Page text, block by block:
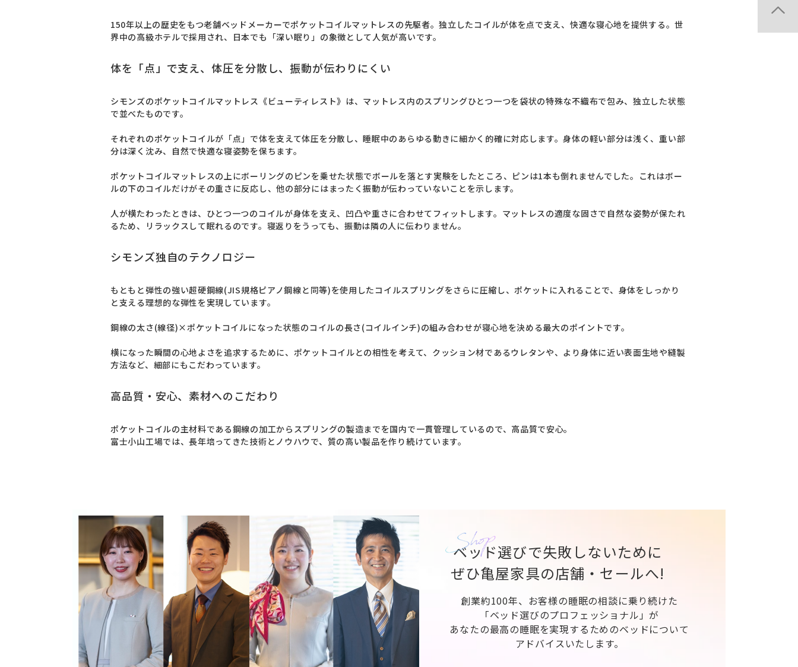
150年以上の歴史をもつ老舗ベッドメーカーでポケットコイルマットレスの先駆者。独立したコイルが体を点で支え、快適な寝心地を提供する。世
界中の高級ホテルで採用され、日本でも「深い眠り」の象徴として人気が高いです。
体を「点」で支え、体圧を分散し、振動が伝わりにくい
シモンズのポケットコイルマットレス《ビューティレスト》は、マットレス内のスプリングひとつ一つを袋状の特殊な不織布で包み、独立した状態
で並べたものです。
それぞれのポケットコイルが「点」で体を支えて体圧を分散し、睡眠中のあらゆる動きに細かく的確に対応します。身体の軽い部分は浅く、重い部
分は深く沈み、自然で快適な寝姿勢を保ちます。
ポケットコイルマットレスの上にボーリングのピンを乗せた状態でボールを落とす実験をしたところ、ピンは1本も倒れませんでした。これはボー
ルの下のコイルだけがその重さに反応し、他の部分にはまったく振動が伝わっていないことを示します。
人が横たわったときは、ひとつ一つのコイルが身体を支え、凹凸や重さに合わせてフィットします。マットレスの適度な固さで自然な姿勢が保たれ
るため、リラックスして眠れるのです。寝返りをうっても、振動は隣の人に伝わりません。
シモンズ独自のテクノロジー
もともと弾性の強い超硬鋼線(JIS規格ピアノ鋼線と同等)を使用したコイルスプリングをさらに圧縮し、ポケットに入れることで、身体をしっかり
と支える理想的な弾性を実現しています。
鋼線の太さ(線径)×ポケットコイルになった状態のコイルの長さ(コイルインチ)の組み合わせが寝心地を決める最大のポイントです。
横になった瞬間の心地よさを追求するために、ポケットコイルとの相性を考えて、クッション材であるウレタンや、より身体に近い表面生地や縫製
方法など、細部にもこだわっています。
高品質・安心、素材へのこだわり
ポケットコイルの主材料である鋼線の加工からスプリングの製造までを国内で一貫管理しているので、高品質で安心。
富士小山工場では、長年培ってきた技術とノウハウで、質の高い製品を作り続けています。
ベッド選びで失敗しないために
ぜひ亀屋家具の店舗・セールへ!
創業約100年、お客様の睡眠の相談に乗り続けた
「ベッド選びのプロフェッショナル」が
あなたの最高の睡眠を実現するためのベッドについて
アドバイスいたします。